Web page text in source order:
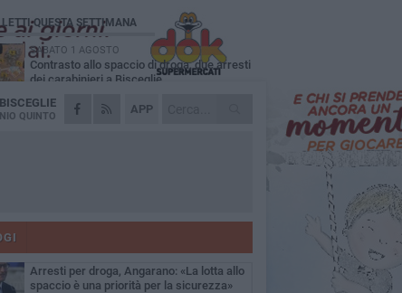
APP
BISCEGLIE
QUINTO
QUESTA SETTIMANA
SABATO 1 AGOSTO
Contrasto allo spaccio di droga, due arresti
dei carabinieri a Bisceglie
MARTEDÌ 4 AGOSTO
Emergenza caldo, il Comune di Bisceglie
Due auto incendiate nella notte in via Dieta
SABATO 1 AGOSTO
Arresti per droga, Angarano: «La lotta allo
spaccio è una priorità per la sicurezza»